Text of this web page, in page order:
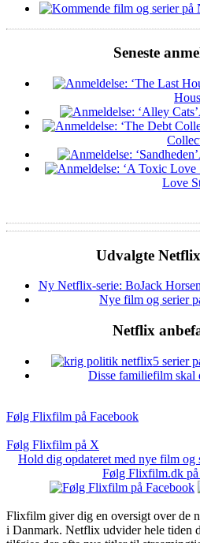
Seneste
Love
Udvalgte
Ny Netflix-serie: BoJack
Nye film og serier
Netflix
5 serier
Disse familiefilm skal
Følg Flixfilm på Facebook
Følg Flixfilm på X
Hold dig opdateret med nye film
Følg Flixfilm.dk på
Flixfilm giver dig en oversigt over de
i Danmark. Netflix udvider hele tiden